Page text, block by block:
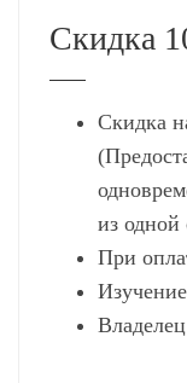
Скидка
Скидка
из одной
При